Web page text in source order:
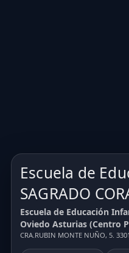
Escuela de
SAGRADO
Escuela de Educación
Oviedo Asturias (Centro
CRA.RUBIN MONTE NUÑO, 5.